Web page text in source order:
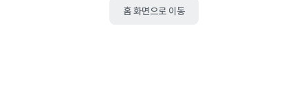
홈 화면으로 이동